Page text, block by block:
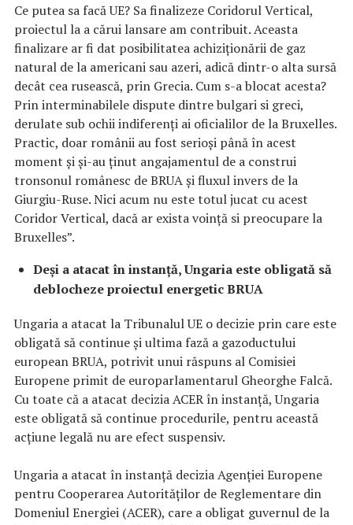
Ce putea sa facă UE? Sa finalizeze Coridorul Vertical,
proiectul la a cărui lansare am contribuit. Aceasta
finalizare ar fi dat posibilitatea achiziționării de gaz
natural de la americani sau azeri, adică dintr-o alta sursă
decât cea rusească, prin Grecia. Cum s-a blocat acesta?
Prin interminabilele dispute dintre bulgari si greci,
derulate sub ochii indiferenți ai oficialilor de la Bruxelles.
Practic, doar românii au fost serioși până în acest
moment și și-au ținut angajamentul de a construi
tronsonul românesc de BRUA și fluxul invers de la
Giurgiu-Ruse. Nici acum nu este totul jucat cu acest
Coridor Vertical, dacă ar exista voință si preocupare la
Bruxelles”.
Deşi a atacat în instanţă, Ungaria este obligată să
deblocheze proiectul energetic BRUA
Ungaria a atacat la Tribunalul UE o decizie prin care este
obligată să continue și ultima fază a gazoductului
european BRUA, potrivit unui răspuns al Comisiei
Europene primit de europarlamentarul Gheorghe Falcă.
Cu toate că a atacat decizia ACER în instanță, Ungaria
este obligată să continue procedurile, pentru această
acțiune legală nu are efect suspensiv.
Ungaria a atacat în instanță decizia Agenției Europene
pentru Cooperarea Autorităților de Reglementare din
Domeniul Energiei (ACER), care a obligat guvernul de la